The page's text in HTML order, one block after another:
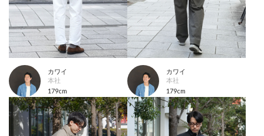
カワイ
本社
179cm
カワイ
本社
179cm